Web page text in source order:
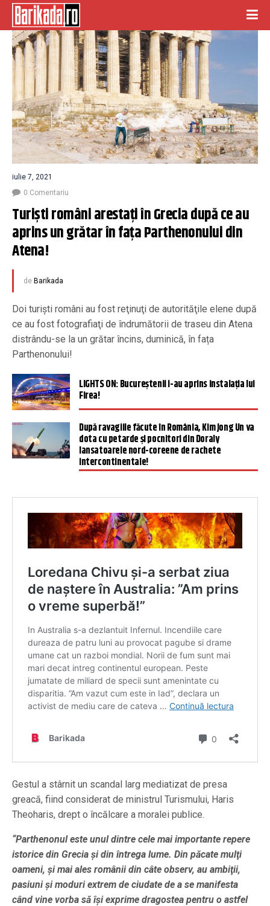
iulie 7, 2021
0 Comentariu
Turiști români arestați în Grecia după ce au
aprins un grătar în fața Parthenonului din
Atena!
de Barikada
Doi turişti români au fost reţinuţi de autorităţile elene după
ce au fost fotografiaţi de îndrumătorii de traseu din Atena
distrându-se la un grătar încins, duminică, în fața
Parthenonului!
LIGHTS ON: Bucureștenii i-au aprins instalația lui
Firea!
După ravagiile făcute în România, Kim Jong Un va
dota cu petarde și pocnitori din Doraly
lansatoarele nord-coreene de rachete
intercontinentale!
Gestul a stârnit un scandal larg mediatizat de presa
greacă, fiind considerat de ministrul Turismului, Haris
Theoharis, drept o încălcare a moralei publice.
“Parthenonul este unul dintre cele mai importante repere
istorice din Grecia și din întrega lume. Din păcate mulţi
oameni, și mai ales românii din câte observ, au ambiţii,
pasiuni și moduri extrem de ciudate de a se manifesta
când vine vorba să își exprime dragostea pentru o astfel